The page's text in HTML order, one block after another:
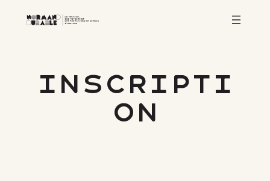
Aller
Inscripti
on